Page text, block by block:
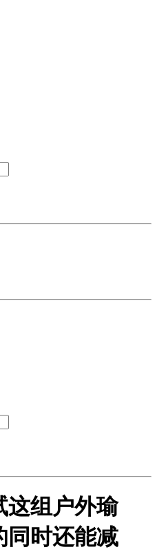
这组户外瑜
同时还能减